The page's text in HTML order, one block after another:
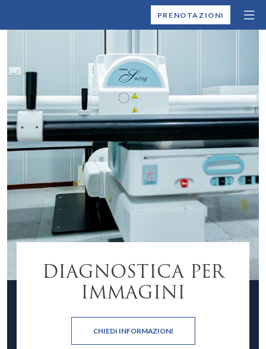
MONTALLEGROPRENOTAZIONI
DIAGNOSTICA PER
IMMAGINI
CHIEDI INFORMAZIONI